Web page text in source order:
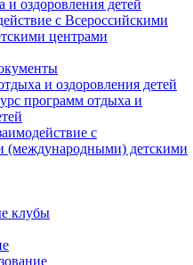
оздоровления детей
с Всероссийскими
центрами
и оздоровления детей
программ отдыха и
с
(международными) детскими
клубы